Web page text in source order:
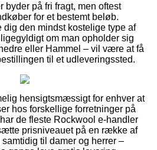
byder på fri fragt, men oftest
for et bestemt beløb.
dig den mindst kostelige type af
om man opholder sig
eller Hammel – vil være at få
til et udleveringssted.
hensigtsmæssigt for enhver at
hos forskellige forretninger på
de fleste Rockwool e-handler
prisniveauet på en række af
til damer og herrer –